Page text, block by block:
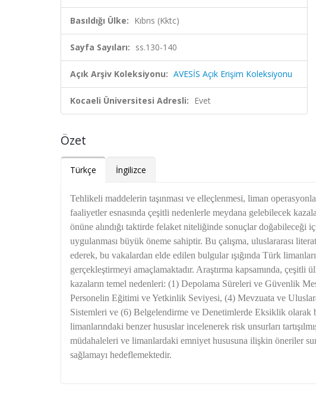
Basıldığı Ülke: Kıbrıs (Kktc)
Sayfa Sayıları: ss.130-140
Açık Arşiv Koleksiyonu: AVESİS Açık Erişim Koleksiyonu
Kocaeli Üniversitesi Adresli: Evet
Özet
Türkçe İngilizce
Tehlikeli maddelerin taşınması ve elleçlenmesi, liman
faaliyetler esnasında çeşitli nedenlerle meydana gelebilecek
önüne alındığı taktirde felaket niteliğinde sonuçlar
uygulanması büyük öneme sahiptir. Bu çalışma, uluslararası
ederek, bu vakalardan elde edilen bulgular ışığında Türk
gerçekleştirmeyi amaçlamaktadır. Araştırma kapsamında,
kazaların temel nedenleri: (1) Depolama Süreleri ve Güvenlik
Personelin Eğitimi ve Yetkinlik Seviyesi, (4) Mevzuata ve
Sistemleri ve (6) Belgelendirme ve Denetimlerde Eksiklik
limanlarındaki benzer hususlar incelenerek risk unsurları
müdahaleleri ve limanlardaki emniyet hususuna ilişkin öneriler
sağlamayı hedeflemektedir.